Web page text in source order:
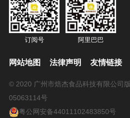
订阅号 阿里巴巴
网站地图 法律声明 友情链接
© 2020 广州市焙杰食品科技有限公司
05063114号
粤公网安备44011102483850号